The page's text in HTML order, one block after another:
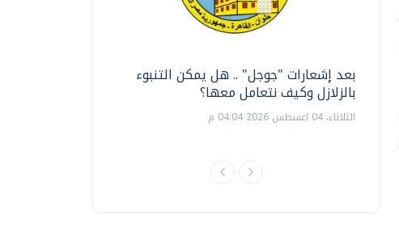
بعد إشعارات "جوجل" .. هل يمكن التنبوء
بالزلازل وكيف نتعامل معها؟
الثلاثاء، 04 اغسطس 2026 04:04 م